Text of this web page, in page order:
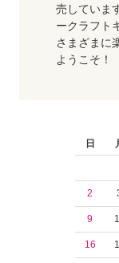
売していま
ークラフト
さまざまに
ようこそ！
日
2
9
16